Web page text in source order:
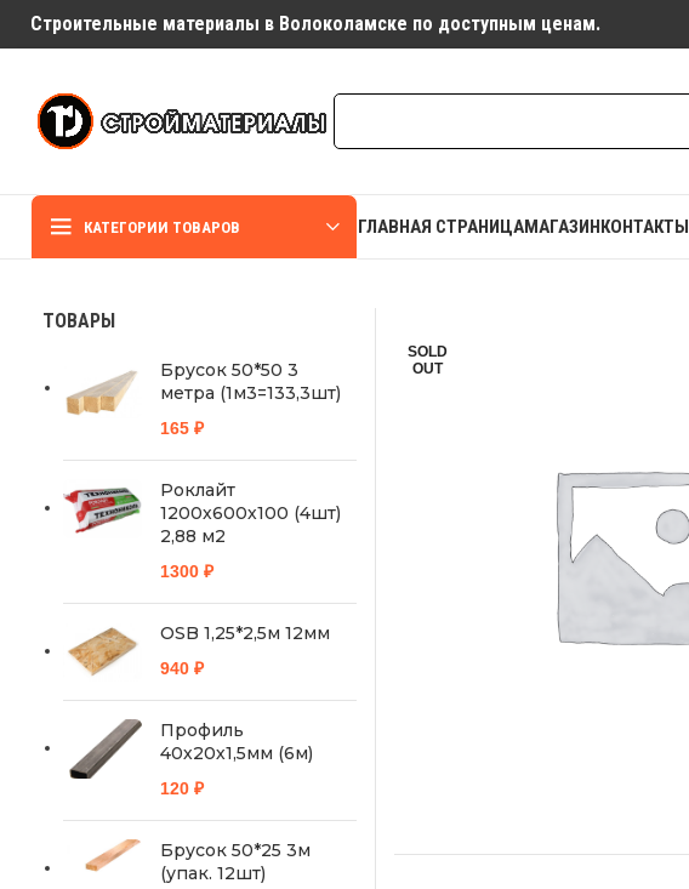
Строительные материалы в Волоколамске по доступным ценам.
КАТЕГОРИИ ТОВАРОВ ГЛАВНАЯ СТРАНИЦАМАГАЗИНКОНТАКТЫ
SOLD
OUT
ТОВАРЫ
Брусок 50*50 3
метра (1м3=133,3шт)
165 ₽
Роклайт
1200х600х100 (4шт)
2,88 м2
1300 ₽
OSB 1,25*2,5м 12мм
940 ₽
Профиль
40х20х1,5мм (6м)
120 ₽
Брусок 50*25 3м
(упак. 12шт)